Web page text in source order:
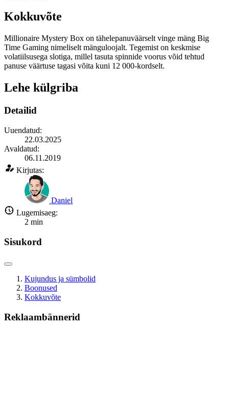
Kokkuvõte
Millionaire Mystery Box on tähelepanuväärselt vinge mäng Big
Time Gaming nimeliselt mänguloojalt. Tegemist on keskmise
volatiilsusega slotiga, millel tasuta spinnide voorus võid tehtud
panuse väärtuse tagasi võita kuni 12 000-kordselt.
Lehe külgriba
Detailid
Uuendatud:
22.03.2025
Avaldatud:
06.11.2019
Kirjutas:
Daniel
Lugemisaeg:
2 min
Sisukord
Kujundus ja sümbolid
Boonused
Kokkuvõte
Reklaambännerid